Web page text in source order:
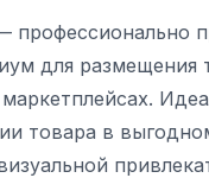
профессионально
для размещения
товара в